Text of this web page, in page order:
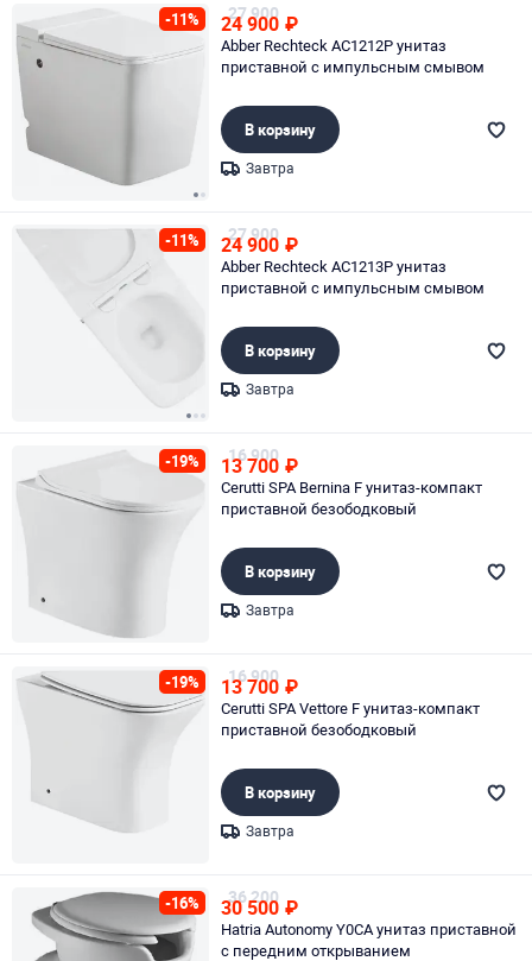
-11% 27 900
24 900 ₽
Abber Rechteck AC1212P унитаз
приставной с импульсным смывом
В корзину
Завтра
-11% 27 900
24 900 ₽
Abber Rechteck AC1213P унитаз
приставной с импульсным смывом
В корзину
Завтра
-19% 16 900
13 700 ₽
Cerutti SPA Bernina F унитаз-компакт
приставной безободковый
В корзину
Завтра
-19% 16 900
13 700 ₽
Cerutti SPA Vettore F унитаз-компакт
приставной безободковый
В корзину
Завтра
-16% 36 200
30 500 ₽
Hatria Autonomy Y0CA унитаз приставной
с передним открыванием